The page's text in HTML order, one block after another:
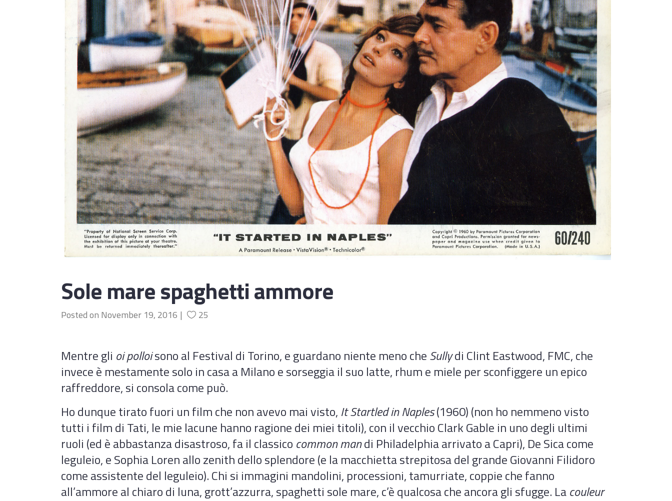
Sole mare spaghetti ammore
Posted on November 19, 2016 25
Mentre gli oi polloisono al Festival di Torino, e guardano niente meno cheSullydi Clint Eastwood, FMC, che
invece è mestamente solo in casa a Milano e sorseggia il suo latte, rhum e miele per sconfiggere un epico
raffreddore, si consola come può.
Ho dunque tirato fuori un film che non avevo mai visto, It Startled in Naples(1960) (non ho nemmeno visto
tutti i film di Tati, le mie lacune hanno ragione dei miei titoli), con il vecchio Clark Gable in uno degli ultimi
ruoli (ed è abbastanza disastroso, fa il classico common mandi Philadelphia arrivato a Capri), De Sica come
leguleio, e Sophia Loren allo zenith dello splendore (e la macchietta strepitosa del grande Giovanni Filidoro
come assistente del leguleio). Chi si immagini mandolini, processioni, tamurriate, coppie che fanno
all’ammore al chiaro di luna, grott’azzurra, spaghetti sole mare, c’è qualcosa che ancora gli sfugge. Lacouleur